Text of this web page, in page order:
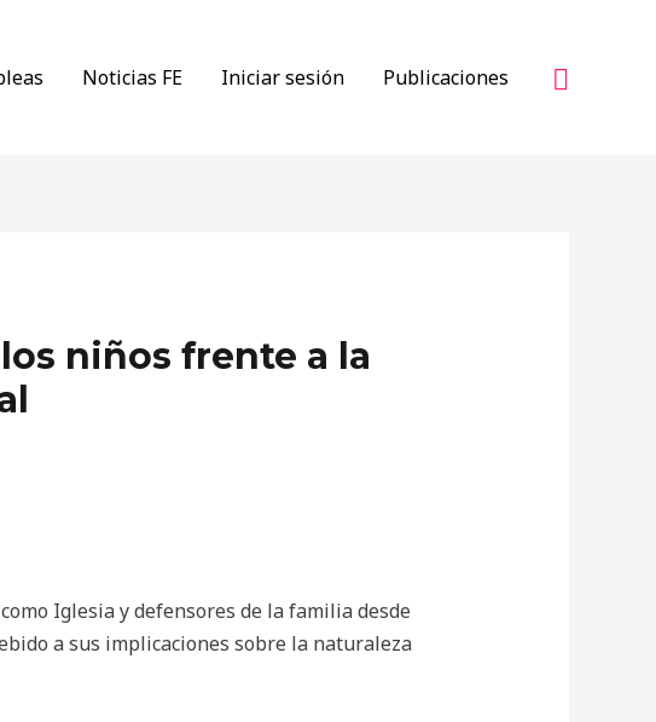
Noticias FE Iniciar sesión Publicaciones Buscar
niños frente a la
Iglesia y defensores de la familia desde
a sus implicaciones sobre la naturaleza